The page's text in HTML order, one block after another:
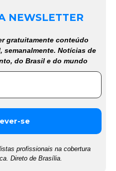
NEWSLETTER
gratuitamente conteúdo
semanalmente. Notícias de
do Brasil e do mundo
profissionais na cobertura
Direto de Brasília.